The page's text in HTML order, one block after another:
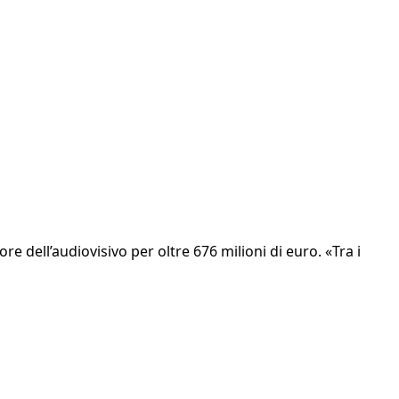
dell’audiovisivo per oltre 676 milioni di euro. «Tra i